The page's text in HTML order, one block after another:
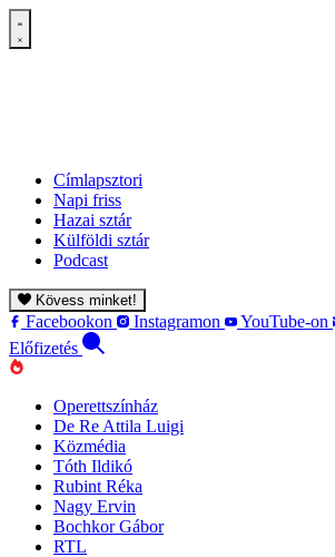
Címlapsztori
Napi friss
Hazai sztár
Külföldi sztár
Podcast
Kövess minket!
Facebookon Instagramon YouTube-on
Előfizetés
Operettszínház
De Re Attila Luigi
Közmédia
Tóth Ildikó
Rubint Réka
Nagy Ervin
Bochkor Gábor
RTL